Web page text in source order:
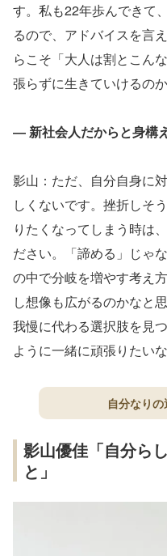
す。私も22年歩んできて
るので、アドバイスを言
らこそ「大人は割とこん
張らずに生きていけるの
― 新社会人だからと身構
影山：ただ、自分自身に
しくないです。挫折しそ
りたくなってしまう時は
ださい。「諦める」じゃ
の中で分岐を増やす考え
し想像も広がるのかなと
我慢に代わる選択肢を見
ように一緒に頑張りたい
自分なり
影山優佳「自分ら
と」